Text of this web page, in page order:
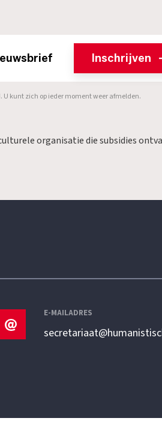
Inschrijven
kunt zich op ieder moment weer afmelden.
organisatie die subsidies
E-MAILADRES